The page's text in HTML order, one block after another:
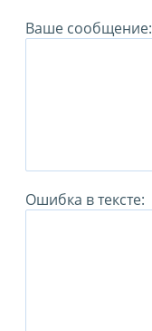
Ваше сообщение:
Ошибка в тексте: